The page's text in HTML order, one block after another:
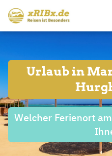
Urlaub in
Welcher Ferienort